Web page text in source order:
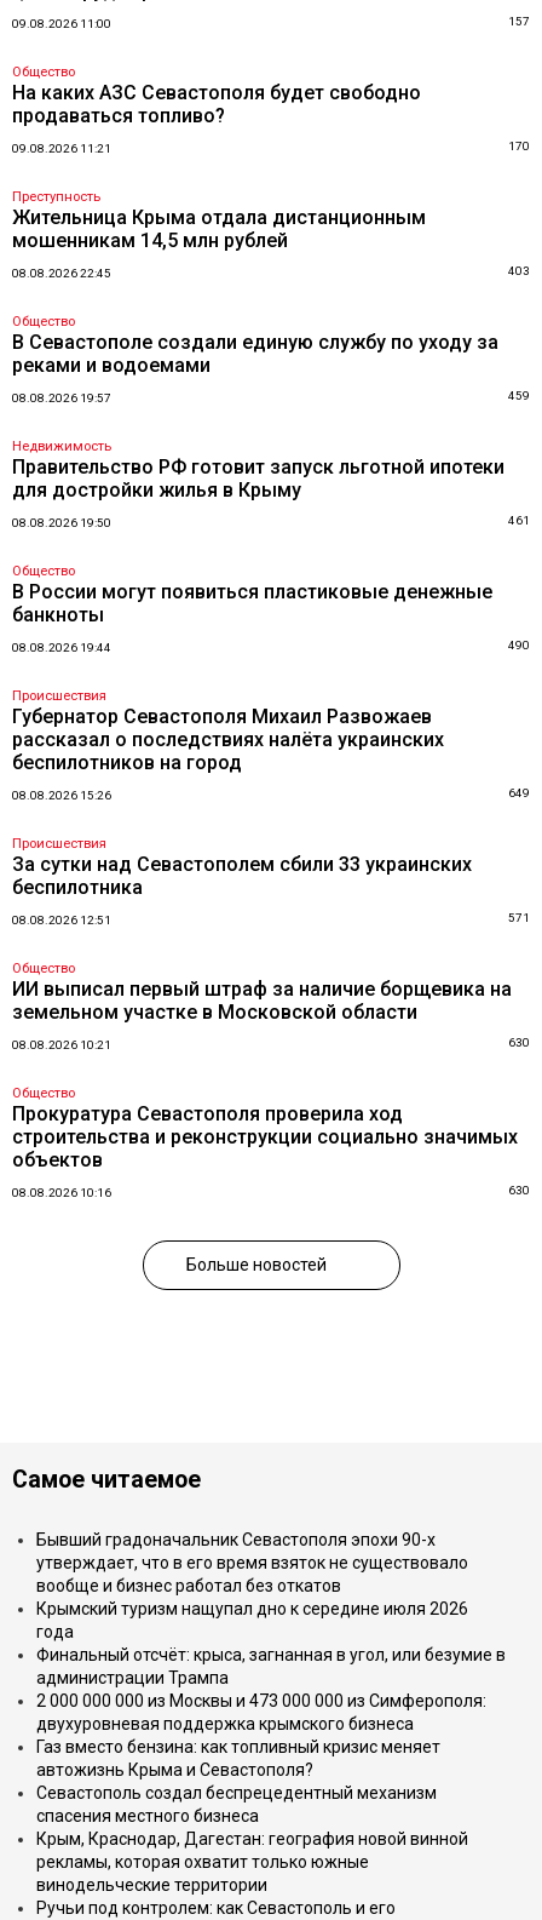
09.08.2026 11:00 157
Общество
На каких АЗС Севастополя будет свободно
продаваться топливо?
09.08.2026 11:21 170
Преступность
Жительница Крыма отдала дистанционным
мошенникам 14,5 млн рублей
08.08.2026 22:45 403
Общество
В Севастополе создали единую службу по уходу за
реками и водоемами
08.08.2026 19:57 459
Недвижимость
Правительство РФ готовит запуск льготной ипотеки
для достройки жилья в Крыму
08.08.2026 19:50 461
Общество
В России могут появиться пластиковые денежные
банкноты
08.08.2026 19:44 490
Происшествия
Губернатор Севастополя Михаил Развожаев
рассказал о последствиях налёта украинских
беспилотников на город
08.08.2026 15:26 649
Происшествия
За сутки над Севастополем сбили 33 украинских
беспилотника
08.08.2026 12:51 571
Общество
ИИ выписал первый штраф за наличие борщевика на
земельном участке в Московской области
08.08.2026 10:21 630
Общество
Прокуратура Севастополя проверила ход
строительства и реконструкции социально значимых
объектов
08.08.2026 10:16 630
Больше новостей
Самое читаемое
Бывший градоначальник Севастополя эпохи 90-х
утверждает, что в его время взяток не существовало
вообще и бизнес работал без откатов
Крымский туризм нащупал дно к середине июля 2026
года
Финальный отсчёт: крыса, загнанная в угол, или безумие в
администрации Трампа
2 000 000 000 из Москвы и 473 000 000 из Симферополя:
двухуровневая поддержка крымского бизнеса
Газ вместо бензина: как топливный кризис меняет
автожизнь Крыма и Севастополя?
Севастополь создал беспрецедентный механизм
спасения местного бизнеса
Крым, Краснодар, Дагестан: география новой винной
рекламы, которая охватит только южные
винодельческие территории
Ручьи под контролем: как Севастополь и его